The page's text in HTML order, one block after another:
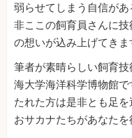
弱らせてしまう自信が
非ここの飼育員さんに
の想いが込み上げてきま
筆者が素晴らしい飼育
海大学海洋科学博物館
たれた方は是非とも足
おサカナたちがあなたを